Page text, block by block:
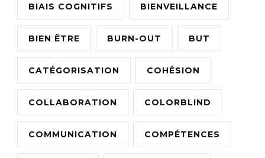
BIAIS COGNITIFS BIENVEILLANCE
BIEN ÊTRE BURN-OUT BUT
CATÉGORISATION COHÉSION
COLLABORATION COLORBLIND
COMMUNICATION COMPÉTENCES